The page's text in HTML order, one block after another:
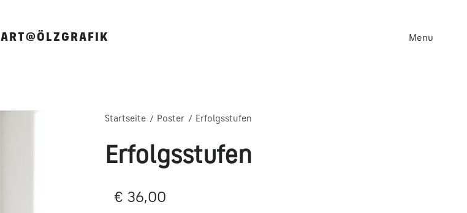
ART@ÖLZGRAFIK Menu
Startseite / Poster / Erfolgsstufen
Erfolgsstufen
€ 36,00